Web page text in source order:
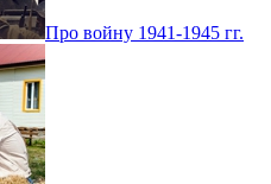
Про войну 1941-1945 гг.